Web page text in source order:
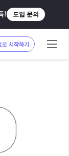
! 도입 문의
로 시작하기